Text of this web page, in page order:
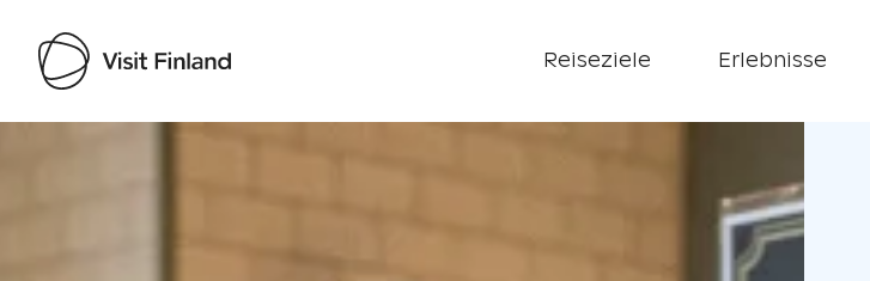
Reiseziele Erlebnisse